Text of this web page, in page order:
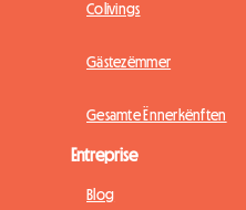
Colivings
Gästezëmmer
Gesamte Ënnerkënften
Entreprise
Blog